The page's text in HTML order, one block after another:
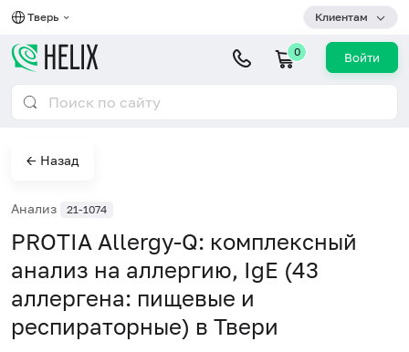
Тверь Клиентам
0 Войти
← Назад
Анализ 21-1074
PROTIA Allergy-Q: комплексный
анализ на аллергию, IgE (43
аллергена: пищевые и
респираторные) в Твери